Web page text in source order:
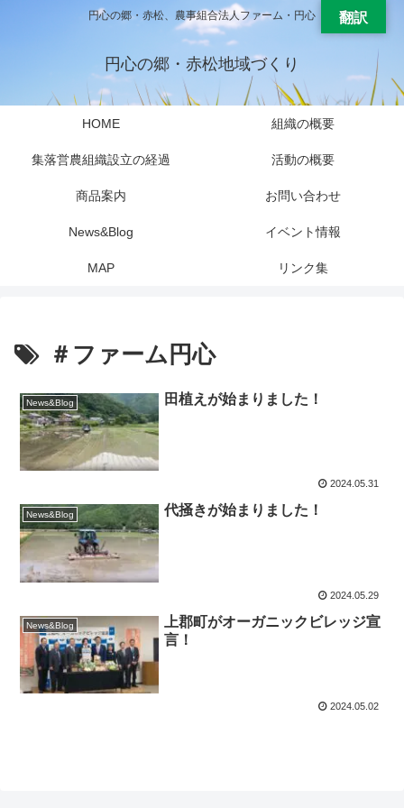
円心の郷・赤松、農事組合法人ファーム・円心
円心の郷・赤松地域づくり
HOME 組織の概要
集落営農組織設立の経過 活動の概要
商品案内 お問い合わせ
News&Blog イベント情報
MAP リンク集
＃ファーム円心
News&Blog 田植えが始まりました！
2024.05.31
News&Blog 代掻きが始まりました！
2024.05.29
News&Blog
上郡町がオーガニックビレッジ宣
言！
2024.05.02
翻訳